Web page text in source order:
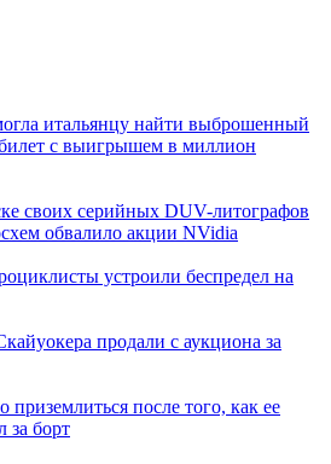
итальянцу найти выброшенный
с выигрышем в миллион
своих серийных DUV-литографов
обвалило акции NVidia
устроили беспредел на
продали с аукциона за
после того, как ее
за борт